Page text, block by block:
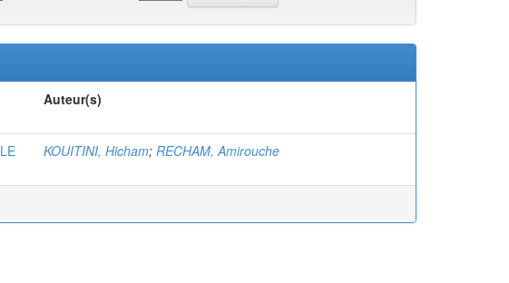
Auteur(s)
KOUITINI, Hicham; RECHAM, Amirouche